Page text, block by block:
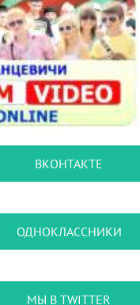
ВКОНТАКТЕ
ОДНОКЛАССНИКИ
МЫ В TWITTER